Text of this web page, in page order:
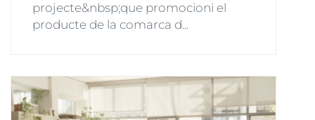
projecte&nbsp;que promocioni el
producte de la comarca d...